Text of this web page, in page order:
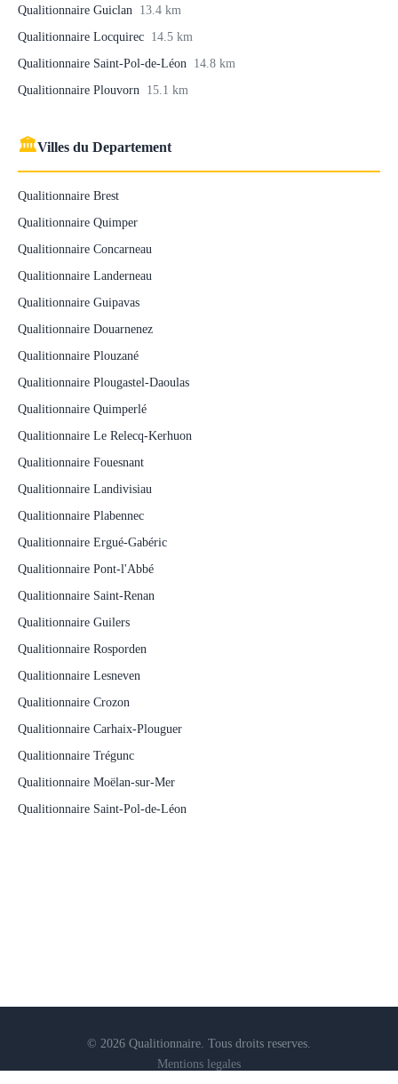
Qualitionnaire Guiclan 13.4 km
Qualitionnaire Locquirec 14.5 km
Qualitionnaire Saint-Pol-de-Léon 14.8 km
Qualitionnaire Plouvorn 15.1 km
🏛Villes du Departement
Qualitionnaire Brest
Qualitionnaire Quimper
Qualitionnaire Concarneau
Qualitionnaire Landerneau
Qualitionnaire Guipavas
Qualitionnaire Douarnenez
Qualitionnaire Plouzané
Qualitionnaire Plougastel-Daoulas
Qualitionnaire Quimperlé
Qualitionnaire Le Relecq-Kerhuon
Qualitionnaire Fouesnant
Qualitionnaire Landivisiau
Qualitionnaire Plabennec
Qualitionnaire Ergué-Gabéric
Qualitionnaire Pont-l'Abbé
Qualitionnaire Saint-Renan
Qualitionnaire Guilers
Qualitionnaire Rosporden
Qualitionnaire Lesneven
Qualitionnaire Crozon
Qualitionnaire Carhaix-Plouguer
Qualitionnaire Trégunc
Qualitionnaire Moëlan-sur-Mer
Qualitionnaire Saint-Pol-de-Léon
© 2026 Qualitionnaire. Tous droits reserves.
Mentions legales